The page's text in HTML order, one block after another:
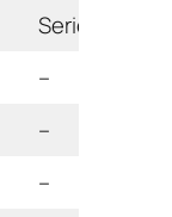
Serie
–
–
–